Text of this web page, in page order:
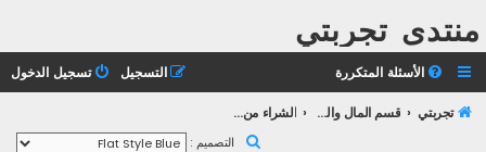
منتدى تجربتي
الأسئلة المتكررة تسجيل الدخول التسجيل
تجربتي قسم المال والأعمال الشراء من الأنترنت
التصميم :